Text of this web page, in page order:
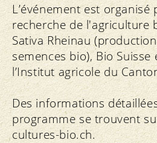
L’événement est organisé
recherche de l'agriculture
Sativa Rheinau
semences bio), Bio Suisse
l’Institut agricole du
Des informations
programme se trouvent
cultures-bio.ch.